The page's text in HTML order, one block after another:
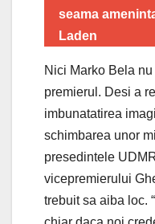
seama
Laden
Nici Marko Bela
premierul. Desi a
imbunatatirea
schimbarea unor
presedintele
vicepremierului
trebuit sa aiba loc.